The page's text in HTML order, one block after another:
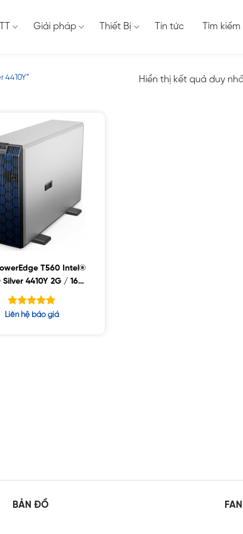
Giải pháp Thiết Bị Tin tức Tìm kiếm
4410Y” Hiển thị kết quả duy
T560 Intel®
4410Y 2G / 16GB
/ 800GB SSD / 8 x
Được xếp
Liên hệ báo giá
BẢN ĐỒ